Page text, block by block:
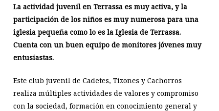
La actividad juvenil en Terrassa es muy activa, y la
participación de los niños es muy numerosa para una
iglesia pequeña como lo es la Iglesia de Terrassa.
Cuenta con un buen equipo de monitores jóvenes muy
entusiastas.
Este club juvenil de Cadetes, Tizones y Cachorros
realiza múltiples actividades de valores y compromiso
con la sociedad, formación en conocimiento general y